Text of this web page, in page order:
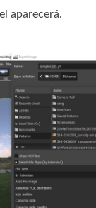
aparecerá.